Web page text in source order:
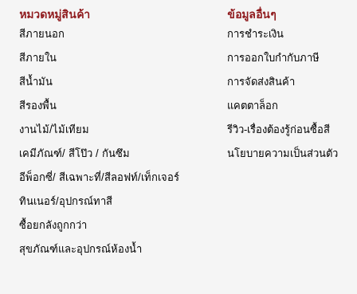
หมวดหมู่สินค้า
สีภายนอก
สีภายใน
สีน้ำมัน
สีรองพื้น
งานไม้/ไม้เทียม
เคมีภัณฑ์/ สีโป๊ว / กันซึม
อีพ็อกซี่/ สีเฉพาะที่/สีลอฟท์/เท็กเจอร์
ทินเนอร์/อุปกรณ์ทาสี
ซื้อยกลังถูกกว่า
สุขภัณฑ์และอุปกรณ์ห้องน้ำ
ข้อมูลอื่นๆ
การชำระเงิน
การออกใบกำกับภาษี
การจัดส่งสินค้า
แคตตาล็อก
รีวิว-เรื่องต้องรู้ก่อนซื้อสี
นโยบายความเป็นส่วนตัว